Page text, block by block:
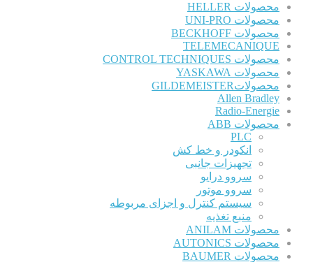
محصولات HELLER
محصولات UNI-PRO
محصولات BECKHOFF
TELEMECANIQUE
محصولات CONTROL TECHNIQUES
محصولات YASKAWA
محصولاتGILDEMEISTER
Allen Bradley
Radio-Energie
محصولات ABB
PLC
انکودر و خط کش
تجهیزات جانبی
سروو درایو
سروو موتور
سیستم کنترل و اجزای مربوطه
منبع تغذیه
محصولات ANILAM
محصولات AUTONICS
محصولات BAUMER